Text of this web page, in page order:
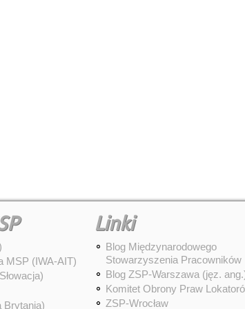
MSP (IWA-AIT)
Brytania)
Linki
Blog Międzynarodowego
Stowarzyszenia Pracowników
Blog ZSP-Warszawa (jęz.
Komitet Obrony Praw
ZSP-Wrocław